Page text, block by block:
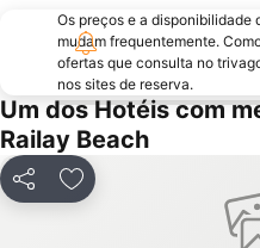
Os preços e a disponibilidade
mudam frequentemente.
ofertas que consulta no
nos sites de reserva.
Um dos Hotéis com
Railay Beach
PartilharAdicionar aos